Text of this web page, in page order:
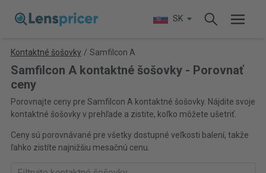
SK
Kontaktné šošovky / Samfilcon A
Samfilcon A kontaktné šošovky - Porovnať
ceny
Porovnajte ceny pre Samfilcon A kontaktné šošovky. Nájdite svoje
kontaktné šošovky v prehľade a zistite, koľko môžete ušetriť.
Ceny sú porovnávané pre všetky dostupné veľkosti balení, takže
ľahko zistíte najnižšiu mesačnú cenu.